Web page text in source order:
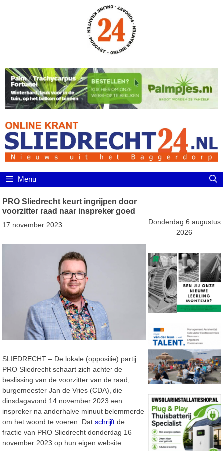
Menu
PRO Sliedrecht keurt ingrijpen door
voorzitter raad naar inspreker goed
17 november 2023
SLIEDRECHT – De lokale (oppositie) partij
PRO Sliedrecht schaart zich achter de
beslissing van de voorzitter van de raad,
burgemeester Jan de Vries (CDA), die
dinsdagavond 14 november 2023 een
inspreker na anderhalve minuut belemmerde
om het woord te voeren. Dat schrijft de
fractie van PRO Sliedrecht donderdag 16
november 2023 op hun eigen website.
Donderdag 6 augustus
2026